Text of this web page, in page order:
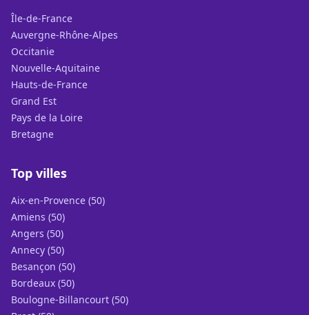
Île-de-France
Auvergne-Rhône-Alpes
Occitanie
Nouvelle-Aquitaine
Hauts-de-France
Grand Est
Pays de la Loire
Bretagne
Top villes
Aix-en-Provence (50)
Amiens (50)
Angers (50)
Annecy (50)
Besançon (50)
Bordeaux (50)
Boulogne-Billancourt (50)